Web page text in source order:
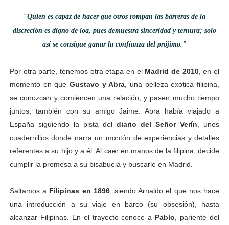
"Quien es capaz de hacer que otros rompan las barreras de la
discreción es digno de loa, pues demuestra sinceridad y ternura; solo
así se consigue ganar la confianza del prójimo."
Por otra parte, tenemos otra etapa en el Madrid de 2010, en el
momento en que Gustavo y Abra , una belleza exótica filipina,
se conozcan y comiencen una relación, y pasen mucho tiempo
juntos, también con su amigo Jaime. Abra había viajado a
España siguiendo la pista del diario del Señor Verín , unos
cuadernillos donde narra un montón de experiencias y detalles
referentes a su hijo y a él. Al caer en manos de la filipina, decide
cumplir la promesa a su bisabuela y buscarle en Madrid.
Saltamos a Filipinas en 1896, siendo Arnaldo el que nos hace
una introducción a su viaje en barco (su obsesión), hasta
alcanzar Filipinas. En el trayecto conoce a Pablo , pariente del